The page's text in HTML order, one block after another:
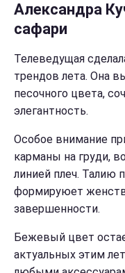
Александра
сафари
Телеведущая
трендов лета. Она
песочного цвета,
элегантность.
Особое внимание
карманы на груди,
линией плеч. Талию
формируюет
завершенности.
Бежевый цвет
актуальных этим